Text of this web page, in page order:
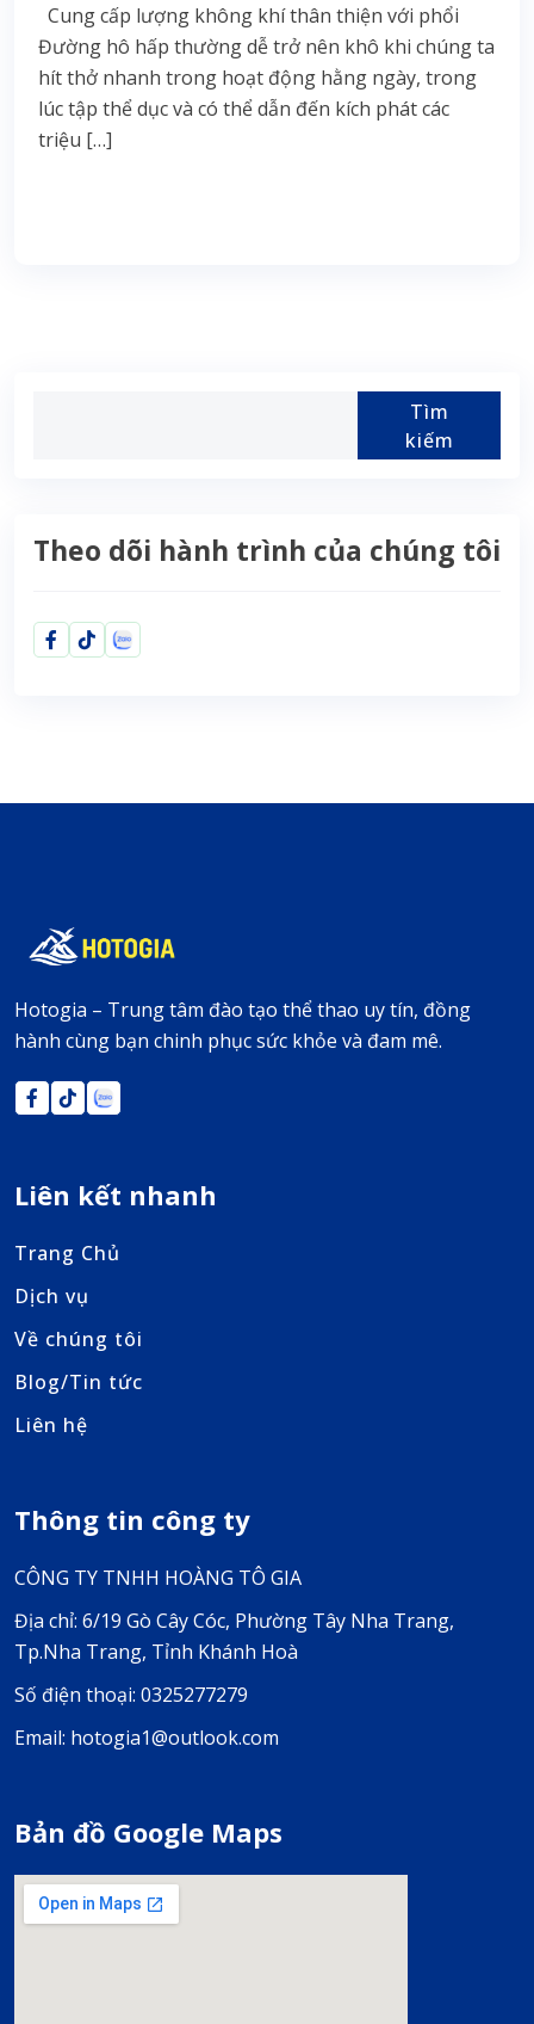
Cung cấp lượng không khí thân thiện với phổi
Đường hô hấp thường dễ trở nên khô khi chúng ta
hít thở nhanh trong hoạt động hằng ngày, trong
lúc tập thể dục và có thể dẫn đến kích phát các
triệu […]
Tìm
kiếm
Theo dõi hành trình của chúng tôi
Hotogia – Trung tâm đào tạo thể thao uy tín, đồng
hành cùng bạn chinh phục sức khỏe và đam mê.
Liên kết nhanh
Trang Chủ
Dịch vụ
Về chúng tôi
Blog/Tin tức
Liên hệ
Thông tin công ty
CÔNG TY TNHH HOÀNG TÔ GIA
Địa chỉ: 6/19 Gò Cây Cóc, Phường Tây Nha Trang,
Tp.Nha Trang, Tỉnh Khánh Hoà
Số điện thoại: 0325277279
Email: hotogia1@outlook.com
Bản đồ Google Maps